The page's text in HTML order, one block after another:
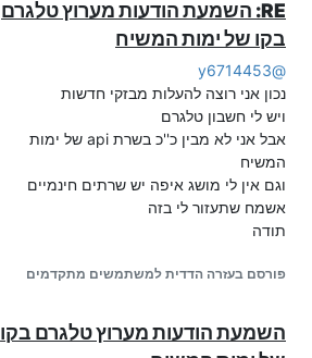
RE: השמעת הודעות מערוץ טלגרם
בקו של ימות המשיח
@
y6714453
נכון אני רוצה להעלות מבזקי חדשות
ויש לי חשבון טלגרם
אבל אני לא מבין כ''כ בשרת api של ימות
המשיח
וגם אין לי מושג איפה יש שרתים חינמיים
אשמח שתעזור לי בזה
תודה
פורסם בעזרה הדדית למשתמשים מתקדמים
השמעת הודעות מערוץ טלגרם בקו